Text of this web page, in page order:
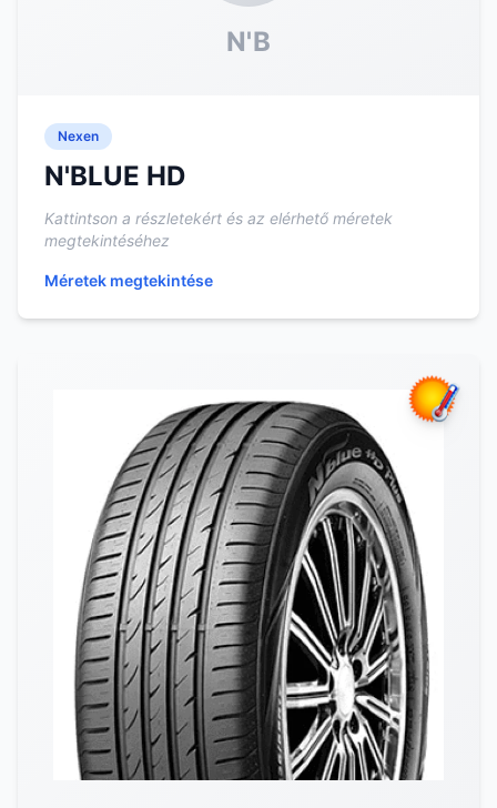
N'B
Nexen
N'BLUE HD
Kattintson a részletekért és az elérhető méretek
megtekintéséhez
Méretek megtekintése